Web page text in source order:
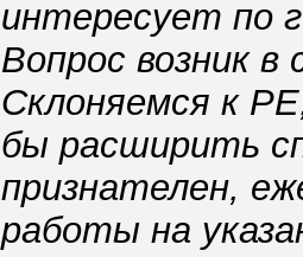
интересует по
Вопрос возник в
Склоняемся к
бы расширить
признателен,
работы на